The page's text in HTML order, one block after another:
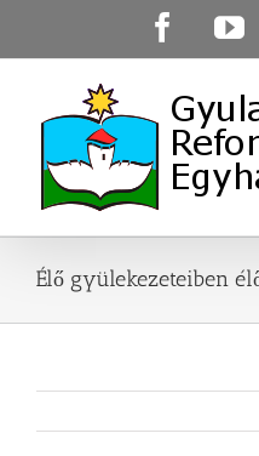
Élő gyülekezeteiben